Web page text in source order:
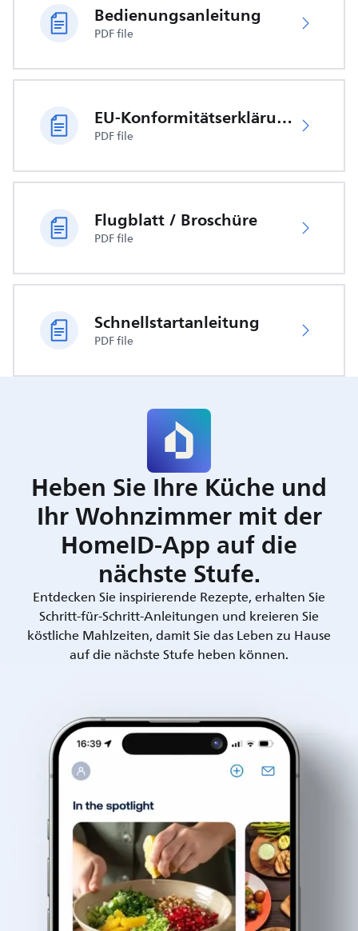
Bedienungsanleitung
PDF file
EU-Konformitätserklärung
PDF file
Flugblatt / Broschüre
PDF file
Schnellstartanleitung
PDF file
Heben Sie Ihre Küche und
Ihr Wohnzimmer mit der
HomeID-App auf die
nächste Stufe.
Entdecken Sie inspirierende Rezepte, erhalten Sie
Schritt-für-Schritt-Anleitungen und kreieren Sie
köstliche Mahlzeiten, damit Sie das Leben zu Hause
auf die nächste Stufe heben können.